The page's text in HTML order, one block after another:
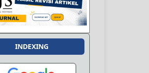
INDEXING